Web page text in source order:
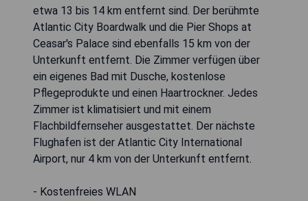
etwa 13 bis 14 km entfernt sind. Der berühmte
Atlantic City Boardwalk und die Pier Shops at
Ceasar's Palace sind ebenfalls 15 km von der
Unterkunft entfernt. Die Zimmer verfügen über
ein eigenes Bad mit Dusche, kostenlose
Pflegeprodukte und einen Haartrockner. Jedes
Zimmer ist klimatisiert und mit einem
Flachbildfernseher ausgestattet. Der nächste
Flughafen ist der Atlantic City International
Airport, nur 4 km von der Unterkunft entfernt.
- Kostenfreies WLAN